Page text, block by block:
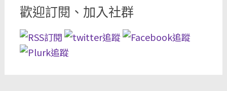
歡迎訂閱、加入社群